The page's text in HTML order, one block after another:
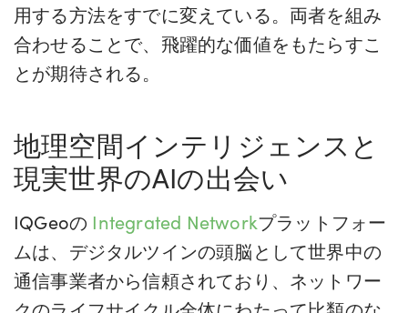
用する方法をすでに変えている。両者を組み
合わせることで、飛躍的な価値をもたらすこ
とが期待される。
地理空間インテリジェンスと
現実世界のAIの出会い
IQGeoの Integrated Networkプラットフォー
ムは、デジタルツインの頭脳として世界中の
通信事業者から信頼されており、ネットワー